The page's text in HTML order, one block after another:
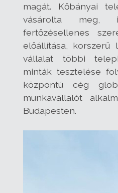
magát. Kőbányai
vásárolta
fertőzésellenes
előállítása, korszerű
vállalat többi
minták tesztelése
központú cég
munkavállalót
Budapesten.